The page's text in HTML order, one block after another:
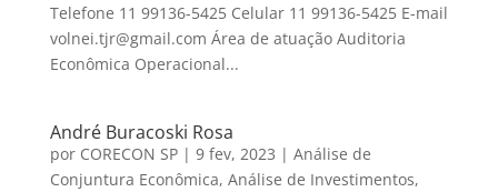
Telefone 11 99136-5425 Celular 11 99136-5425 E-mail
volnei.tjr@gmail.com Área de atuação Auditoria
Econômica Operacional...
André Buracoski Rosa
por CORECON SP| 9 fev, 2023 | Análise de
Conjuntura Econômica, Análise de Investimentos,